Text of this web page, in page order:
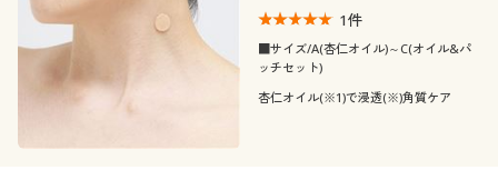
1件
■サイズ/A(杏仁オイル)～C(オイル&パ
ッチセット)
杏仁オイル(※1)で浸透(※)角質ケア